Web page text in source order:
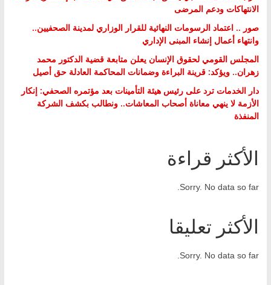
الانتهاكات ودعم المرضى
صور .. اعتماد الرسومات النهائية للقرار الوزاري لمدينة الصحفيين..
وانتهاء أعمال إنشاء المبنى الإداري
المجلس القومي لحقوق الإنسان يعلن متابعة قضية الدكتور محمد
زهران.. ويؤكد: قرينة البراءة وضمانات المحاكمة العادلة حق أصيل
دار الخدمات ترد على رئيس هيئة التأمينات بعد مؤتمره الصحفي: إنكار
الأزمة لا ينهي معاناة أصحاب المعاشات.. ونطالب بكشف الشركة
المنفذة
الأكثر قراءة
Sorry. No data so far.
الأكثر تعليقا
Sorry. No data so far.